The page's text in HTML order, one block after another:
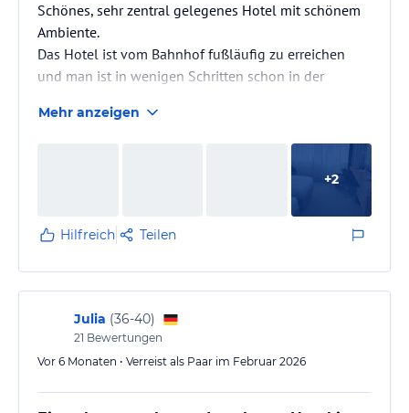
Schönes, sehr zentral gelegenes Hotel mit schönem
Ambiente.
Das Hotel ist vom Bahnhof fußläufig zu erreichen
und man ist in wenigen Schritten schon in der
Sehr schön ist das großzügige, beeindruckende
Mehr anzeigen
+2
Hilfreich Teilen
Julia (36-40)
21 Bewertungen
Vor 6 Monaten • Verreist als Paar im Februar 2026